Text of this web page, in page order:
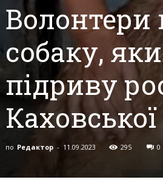
новини,
Україна.
собаку,
підриву
по Редактор - 11.09.2023 295 0